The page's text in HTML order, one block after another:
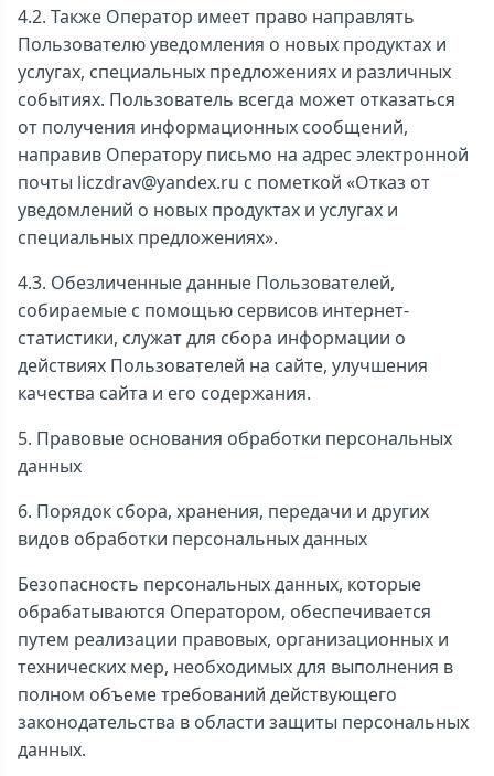
4.2. Также Оператор имеет право направлять
Пользователю уведомления о новых продуктах и
услугах, специальных предложениях и различных
событиях. Пользователь всегда может отказаться
от получения информационных сообщений,
направив Оператору письмо на адрес электронной
почты liczdrav@yandex.ru с пометкой «Отказ от
уведомлений о новых продуктах и услугах и
специальных предложениях».
4.3. Обезличенные данные Пользователей,
собираемые с помощью сервисов интернет-
статистики, служат для сбора информации о
действиях Пользователей на сайте, улучшения
качества сайта и его содержания.
5. Правовые основания обработки персональных
данных
6. Порядок сбора, хранения, передачи и других
видов обработки персональных данных
Безопасность персональных данных, которые
обрабатываются Оператором, обеспечивается
путем реализации правовых, организационных и
технических мер, необходимых для выполнения в
полном объеме требований действующего
законодательства в области защиты персональных
данных.